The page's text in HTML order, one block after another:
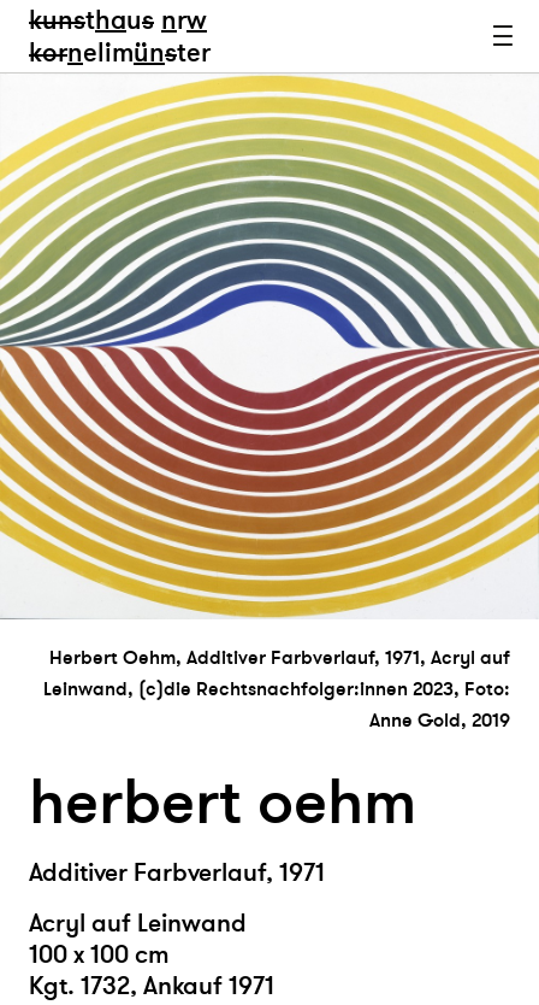
kunsthaus nrw
kornelimünster
Herbert Oehm, Additiver Farbverlauf, 1971, Acryl auf
Leinwand, (c)die Rechtsnachfolger:innen 2023, Foto:
Anne Gold, 2019
herbert oehm
Additiver Farbverlauf, 1971
Acryl auf Leinwand
100 x 100 cm
Kgt. 1732, Ankauf 1971